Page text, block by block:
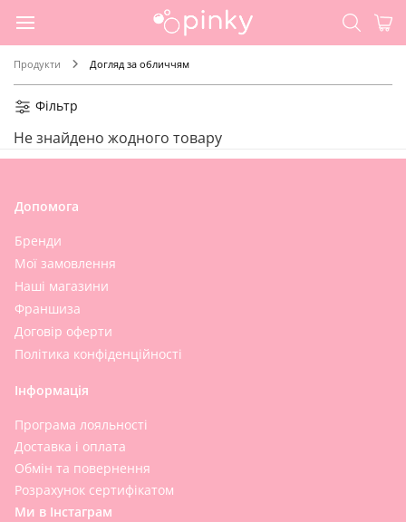
Продукти Догляд за обличчям
Фільтр
Не знайдено жодного товару
Допомога
Бренди
Мої замовлення
Наші магазини
Франшиза
Договір оферти
Політика конфіденційності
Інформація
Програма лояльності
Доставка і оплата
Обмін та повернення
Розрахунок сертифікатом
Ми в Інстаграм